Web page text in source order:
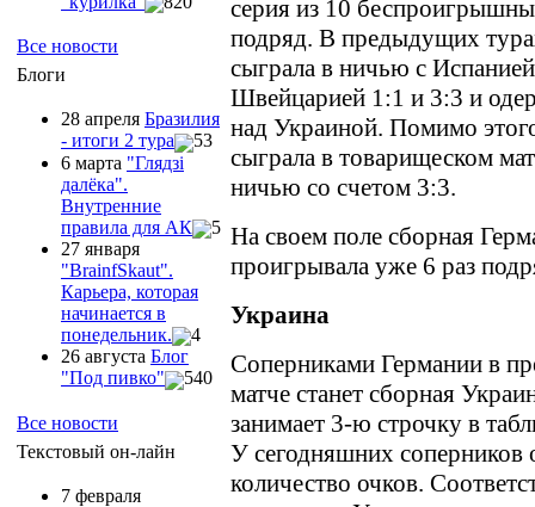
Все новости
Блоги
28 апреля Бразилия
- итоги 2 тура
53
6 марта "Глядзi
далёка".
Внутренние
правила для АК
5
27 января
"ВrainfSkaut".
Карьера, которая
начинается в
понедельник.
4
26 августа Блог
"Под пивко"
540
Все новости
Текстовый он-лайн
7 февраля
серия из 10
подряд. В предыдущих
сыграла в ничью с
Швейцарией 1:1 и 3:3 и
над Украиной. Помимо
сыграла в товарищеском
ничью со счетом 3:3.
На своем поле сборная
проигрывала уже 6 раз
Украина
Соперниками Германии в
матче станет сборная
занимает 3-ю строчку в
У сегодняшних соперников
количество очков.